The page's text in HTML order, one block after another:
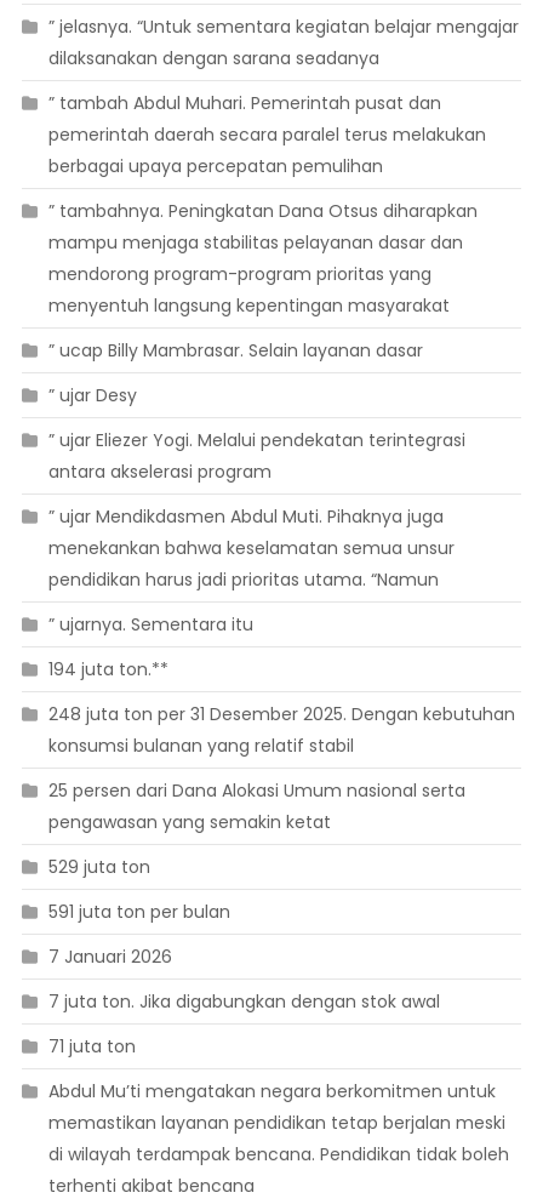
” jelasnya. “Untuk sementara kegiatan belajar mengajar
dilaksanakan dengan sarana seadanya
” tambah Abdul Muhari. Pemerintah pusat dan
pemerintah daerah secara paralel terus melakukan
berbagai upaya percepatan pemulihan
” tambahnya. Peningkatan Dana Otsus diharapkan
mampu menjaga stabilitas pelayanan dasar dan
mendorong program-program prioritas yang
menyentuh langsung kepentingan masyarakat
” ucap Billy Mambrasar. Selain layanan dasar
” ujar Desy
” ujar Eliezer Yogi. Melalui pendekatan terintegrasi
antara akselerasi program
” ujar Mendikdasmen Abdul Muti. Pihaknya juga
menekankan bahwa keselamatan semua unsur
pendidikan harus jadi prioritas utama. “Namun
” ujarnya. Sementara itu
194 juta ton.**
248 juta ton per 31 Desember 2025. Dengan kebutuhan
konsumsi bulanan yang relatif stabil
25 persen dari Dana Alokasi Umum nasional serta
pengawasan yang semakin ketat
529 juta ton
591 juta ton per bulan
7 Januari 2026
7 juta ton. Jika digabungkan dengan stok awal
71 juta ton
Abdul Mu’ti mengatakan negara berkomitmen untuk
memastikan layanan pendidikan tetap berjalan meski
di wilayah terdampak bencana. Pendidikan tidak boleh
terhenti akibat bencana